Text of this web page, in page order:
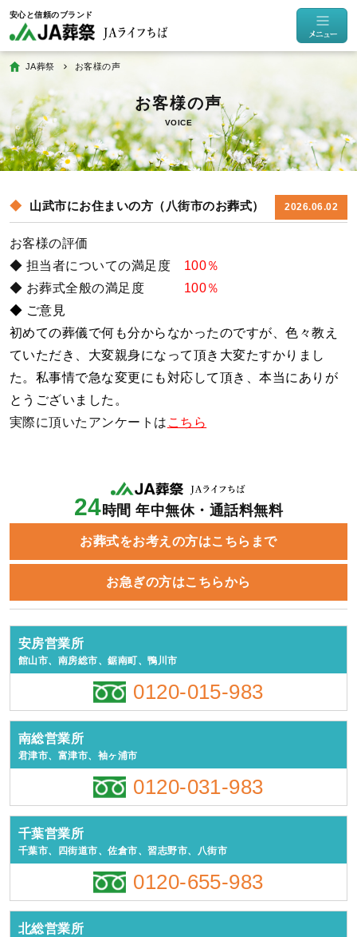
JA葬祭 お客様の声
VOICE
山武市にお住まいの方（八街市のお葬式） 2026.06.02
お客様の評価
◆ 担当者についての満足度 100％
◆ お葬式全般の満足度 100％
◆ ご意見
初めての葬儀で何も分からなかったのですが、色々教え
ていただき、大変親身になって頂き大変たすかりまし
た。私事情で急な変更にも対応して頂き、本当にありが
とうございました。
実際に頂いたアンケートは こちら
24時間 年中無休・通話料無料
お葬式をお考えの方はこちらまで
お急ぎの方はこちらから
安房営業所
館山市、南房総市、鋸南町、鴨川市
0120-015-983
南総営業所
君津市、富津市、袖ヶ浦市
0120-031-983
千葉営業所
千葉市、四街道市、佐倉市、習志野市、八街市
0120-655-983
北総営業所